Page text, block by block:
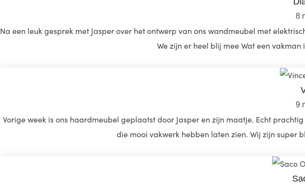
8
Na een leuk gesprek met Jasper over het ontwerp van ons wandmeubel met
We zijn er heel blij mee Wat een
9
Vorige week is ons haardmeubel geplaatst door Jasper en zijn maatje. Echt
die mooi vakwerk hebben laten zien. Wij zijn super